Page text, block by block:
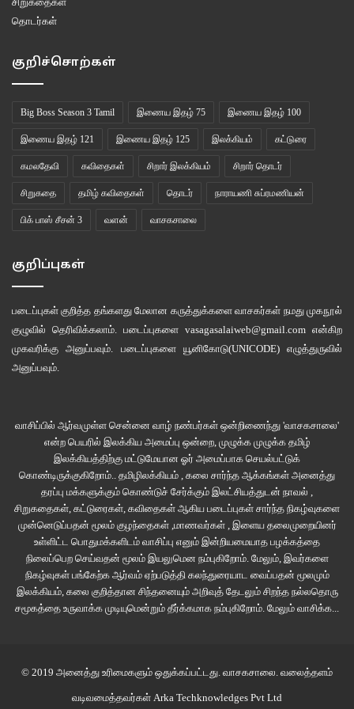
” எந்த விஷயம் ட்விஸ்ட் பண்ணி விட்றக் கூடாதுனு சண்டை போட்டோமோ அதான்
Moment of the show. இந்த விஷயத்தில் தான் தன் அணியிரையே பகைத்துக்
கொண்டார் அபி. வனிதா உள்ளிட்ட மற்றவர்களுக்கும் மதுமிதாவுக்கும்
உண்மையில் எந்தப் பிரச்சனையுமே கிடையாது. அபிராமிக்கு ஆதரவாகப் பேசித்
விட்டிருக்கும். “உங்கள் இருவருக்குள்ளும் என்ன பிரச்சனை?” என்ற கேள்விக்கு
அபியிடம் பதில் இல்லை. சும்மா மீராவைப் பிடிக்காது என்று காரணமில்லாமல்
பிடிவாதமாக மதுமிதாவை விடுத்து மீராவை. எதிர்ப்பது இனி விரிசலை
உருவாக்கும்.
தொடர்கள்
குறிச்சொற்கள்
Big Boss Season 3 Tamil இணைய இதழ் 75 இணைய இதழ் 100
இணைய இதழ் 121 இணைய இதழ் 125 இலக்கியம் கட்டுரை
கமலதேவி கவிதைகள் சிறார் இலக்கியம் சிறார் தொடர்
சிறுகதை தமிழ் கவிதைகள் தொடர் நாராயணி சுப்ரமணியன்
பிக் பாஸ் சீசன் 3 வளன் வாசகசாலை
குறிப்புகள்
படைப்புகள் குறித்த தங்களது மேலான கருத்துக்களை வாசகர்கள் நமது முகநூல்
குழுவில் தெரிவிக்கலாம். படைப்புகளை vasagasalaiweb@gmail.com என்கிற
முகவரிக்கு அனுப்பவும். படைப்புகளை யூனிகோடு(UNICODE)எழுத்துருவில்
அனுப்பவும்.
வாசிப்பில் ஆர்வமுள்ள சென்னை வாழ் நண்பர்கள் ஒன்றிணைந்து 'வாசகசாலை'
என்ற பெயரில் இலக்கிய அமைப்பு ஒன்றை, முழுக்க முழுக்க தமிழ்
இலக்கியத்திற்கு மட்டுமேயான ஓர் அமைப்பாக செயல்பட்டுக்
கொண்டிருக்குகிறோம்.. தமிழிலக்கியம் , கலை சார்ந்த ஆக்கங்கள் அனைத்து
தரப்பு மக்களுக்கும் கொண்டுச் சேர்க்கும் இலட்சியத்துடன் நாவல் ,
சிறுகதைகள், கட்டுரைகள், கவிதைகள் ஆகிய படைப்புகள் சார்ந்த நிகழ்வுகளை
முன்னெடுப்பதன் மூலம் குழந்தைகள் ,மாணவர்கள் , இளைய தலைமுறையினர்
உள்ளிட்ட பொதுமக்களிடம் வாசிப்பு எனும் இன்றியமையாத பழக்கத்தை
நிலைப்பெற செய்வதன் மூலம் இயலுமென நம்புகிறோம். மேலும், இவர்களை
நிகழ்வுகள் பங்கேற்க ஆர்வம் ஏற்படுத்தி கலந்துரையாட வைப்பதன் மூலமும்
இலக்கியம், கலை குறித்தான சிந்தனையும் அறிவுத் தேடலும் சிறந்த நல்லதொரு
சமூகத்தை உருவாக்க முடியுமென்றும் தீர்க்கமாக நம்புகிறோம். மேலும் வாசிக்க...
© 2019 அனைத்து உரிமைகளும் ஒதுக்கப்பட்டது. வாசகசாலை . வலைத்தளம்
வடிவமைத்தவர்கள் Arka Techknowledges Pvt Ltd